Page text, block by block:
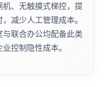
、无触摸式梯控，提
减少人工管理成本。
联合办公均配备此类
控制隐性成本。